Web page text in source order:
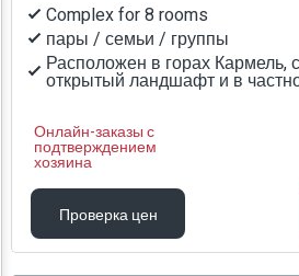
Complex for 8 rooms
пары / семьи / группы
Расположен в горах Кармель,
открытый ландшафт и в
Онлайн-заказы с
подтверждением
хозяина
Проверка цен
Проверка цен